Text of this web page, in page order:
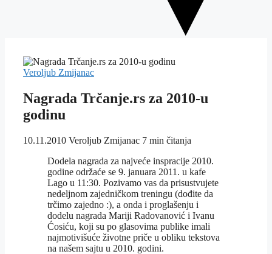
Veroljub Zmijanac
Nagrada Trčanje.rs za 2010-u
godinu
10.11.2010 Veroljub Zmijanac 7 min čitanja
Dodela nagrada za najveće inspracije 2010.
godine održaće se 9. januara 2011. u kafe
Lago u 11:30. Pozivamo vas da prisustvujete
nedeljnom zajedničkom treningu (dođite da
trčimo zajedno :), a onda i proglašenju i
dodelu nagrada Mariji Radovanović i Ivanu
Ćosiću, koji su po glasovima publike imali
najmotivišuće životne priče u obliku tekstova
na našem sajtu u 2010. godini.